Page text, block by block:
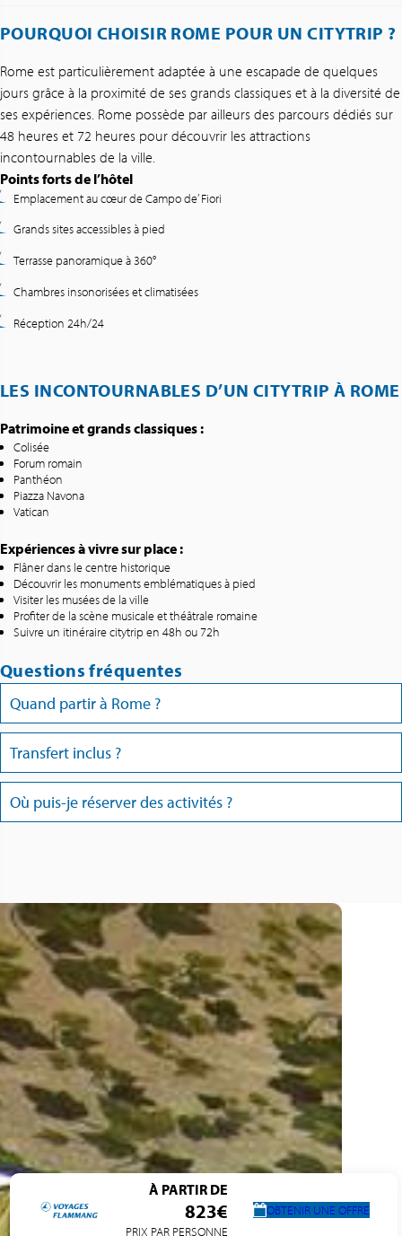
À PARTIR DE
823€
PRIX PAR PERSONNE
OBTENIR UNE OFFRE
POURQUOI CHOISIR ROME POUR UN CITYTRIP ?
Rome est particulièrement adaptée à une escapade de quelques
jours grâce à la proximité de ses grands classiques et à la diversité de
ses expériences. Rome possède par ailleurs des parcours dédiés sur
48 heures et 72 heures pour découvrir les attractions
incontournables de la ville.
Points forts de l’hôtel
Emplacement au cœur de Campo de’ Fiori
Grands sites accessibles à pied
Terrasse panoramique à 360°
Chambres insonorisées et climatisées
Réception 24h/24
LES INCONTOURNABLES D’UN CITYTRIP À ROME
Patrimoine et grands classiques :
Colisée
Forum romain
Panthéon
Piazza Navona
Vatican
Expériences à vivre sur place :
Flâner dans le centre historique
Découvrir les monuments emblématiques à pied
Visiter les musées de la ville
Profiter de la scène musicale et théâtrale romaine
Suivre un itinéraire citytrip en 48h ou 72h
Questions fréquentes
Quand partir à Rome ?
Transfert inclus ?
Où puis-je réserver des activités ?